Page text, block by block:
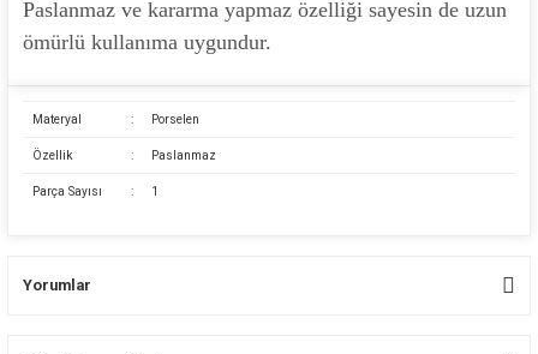
Paslanmaz ve kararma yapmaz özelliği sayesin de uzun
ömürlü kullanıma uygundur.
Materyal : Porselen
Özellik : Paslanmaz
Parça Sayısı : 1
Yorumlar